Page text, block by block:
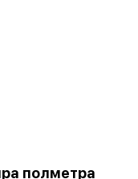
полметра